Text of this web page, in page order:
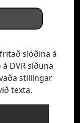
slóðina á
DVR síðuna
stillingar
texta.